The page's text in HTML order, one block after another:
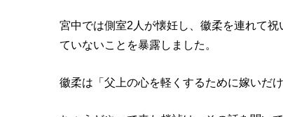
宮中では側室2人が懐妊し、徽柔を連れて
ていないことを暴露しました。
徽柔は「父上の心を軽くするために嫁いだ